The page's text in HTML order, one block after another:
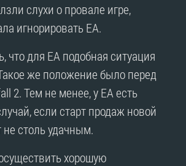
слухи о провале игре,
игнорировать EA.
что для EA подобная ситуация
же положение было перед
2. Тем не менее, у EA есть
если старт продаж новой
не столь удачным.
хорошую